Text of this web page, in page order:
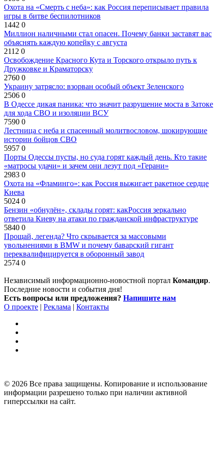
Охота на «Смерть с неба»: как Россия переписывает правила
игры в битве беспилотников
1442 0
Миллион наличными стал опасен. Почему банки заставят вас
объяснять каждую копейку с августа
2112 0
Освобождение Красного Кута и Торского открыло путь к
Дружковке и Краматорску
2760 0
Украину затрясло: взорван особый объект Зеленского
2506 0
В Одессе дикая паника: что значит разрушение моста в Затоке
для хода СВО и изоляции ВСУ
7590 0
Лестница с неба и спасенный молитвословом, шокирующие
истории бойцов СВО
5957 0
Порты Одессы пусты, но суда горят каждый день. Кто такие
«матросы удачи» и зачем они лезут под «Герани»
2983 0
Охота на «Фламинго»: как Россия выжигает ракетное сердце
Киева
5024 0
Бензин «обнулён», склады горят: какРоссия зеркально
ответила Киеву на атаки по гражданской инфраструктуре
5840 0
Прощай, легенда? Что скрывается за массовыми
увольнениями в BMW и почему баварский гигант
переквалифицируется в оборонный завод
2574 0
Независимый информационно-новостной портал Командир.
Последние новости и события дня!
Есть вопросы или предложения? Напишите нам
О проекте | Реклама | Контакты
© 2026 Все права защищены. Копирование и использование
информации разрешено только при наличии активной
гиперссылки на сайт.